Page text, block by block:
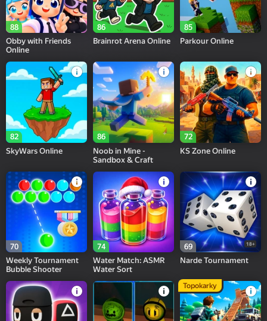
88
Obby with Friends
Online
86
Brainrot Arena Online
85
Parkour Online
82
SkyWars Online
86
Noob in Mine -
Sandbox & Craft
72
KS Zone Online
70
Weekly Tournament
Bubble Shooter
74
Water Match: ASMR
Water Sort
69 18+
Narde Tournament
Topokarky